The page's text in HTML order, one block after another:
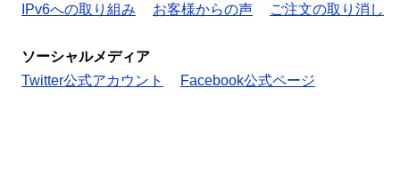
IPv6への取り組み
お客様からの声 ご注文の取り消し
ソーシャルメディア
Twitter公式アカウント
Facebook公式ページ